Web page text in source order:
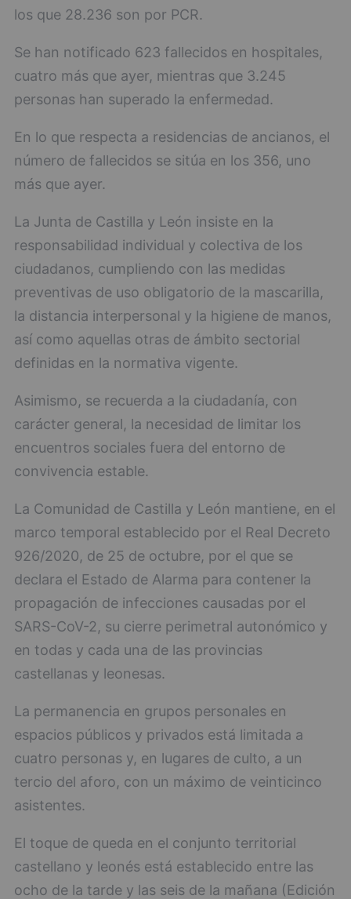
los que 28.236 son por PCR.
Se han notificado 623 fallecidos en hospitales,
cuatro más que ayer, mientras que 3.245
personas han superado la enfermedad.
En lo que respecta a residencias de ancianos, el
número de fallecidos se sitúa en los 356, uno
más que ayer.
La Junta de Castilla y León insiste en la
responsabilidad individual y colectiva de los
ciudadanos, cumpliendo con las medidas
preventivas de uso obligatorio de la mascarilla,
la distancia interpersonal y la higiene de manos,
así como aquellas otras de ámbito sectorial
definidas en la normativa vigente.
Asimismo, se recuerda a la ciudadanía, con
carácter general, la necesidad de limitar los
encuentros sociales fuera del entorno de
convivencia estable.
La Comunidad de Castilla y León mantiene, en el
marco temporal establecido por el Real Decreto
926/2020, de 25 de octubre, por el que se
declara el Estado de Alarma para contener la
propagación de infecciones causadas por el
SARS-CoV-2, su cierre perimetral autonómico y
en todas y cada una de las provincias
castellanas y leonesas.
La permanencia en grupos personales en
espacios públicos y privados está limitada a
cuatro personas y, en lugares de culto, a un
tercio del aforo, con un máximo de veinticinco
asistentes.
El toque de queda en el conjunto territorial
castellano y leonés está establecido entre las
ocho de la tarde y las seis de la mañana (Edición